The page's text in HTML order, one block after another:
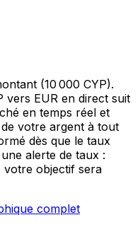
(10 000 CYP).
vers EUR en direct suit
en temps réel et
votre argent à tout
dès que le taux
alerte de taux :
votre objectif sera
complet